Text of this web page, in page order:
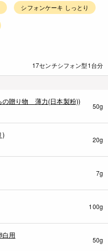
シフォンケーキ しっとり
17センチシフォン型1台分
贈り物 薄力(日本製粉))
50g
)
20g
7g
100g
白用
50g